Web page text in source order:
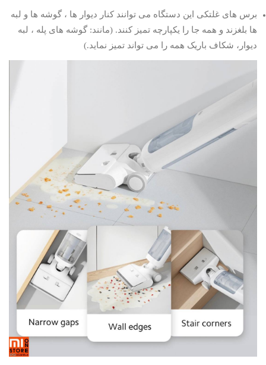
برس های غلتکی این دستگاه می توانند کنار دیوار ها ، گوشه ها و لبه
ها بلغزند و همه جا را یکپارچه تمیز کنند. (مانند: گوشه های پله ، لبه
دیوار، شکاف باریک همه را می تواند تمیز نماید.)